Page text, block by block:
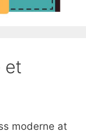
et
moderne at